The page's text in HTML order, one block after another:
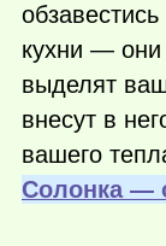
кухни — они
выделят
внесут в
вашего
Cолонка —